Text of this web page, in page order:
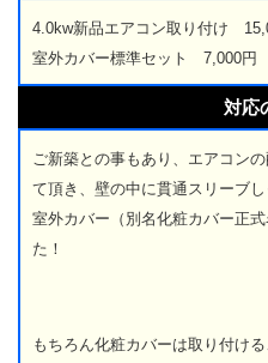
4.0kw新品エアコン取り付け
室外カバー標準セット 7,000円
対応
ご新築との事もあり、エアコン
て頂き、壁の中に貫通スリーブ
室外カバー（別名化粧カバー正
た！
もちろん化粧カバーは取り付け